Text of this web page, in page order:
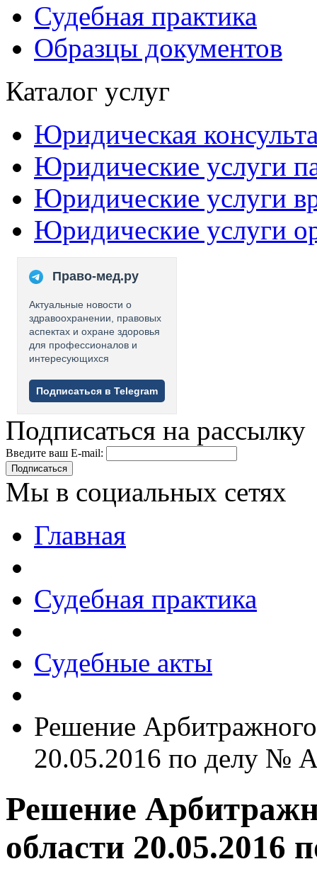
Судебная практика
Образцы документов
Каталог услуг
Юридическая
Юридические услуги
Юридические услуги
Юридические услуги
Право-мед.ру
Актуальные новости о
здравоохранении, правовых
аспектах и охране здоровья
для профессионалов и
интересующихся
Подписаться в Telegram
Подписаться на рассылку
Введите ваш E-mail:
Подписаться
Мы в социальных сетях
Главная
Судебная практика
Судебные акты
Решение Арбитражного
20.05.2016 по делу №
Решение
области 20.05.2016